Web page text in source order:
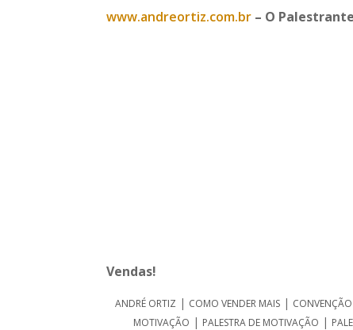
www.andreortiz.com.br – O
Vendas!
ANDRÉ ORTIZ | COMO VENDER MAIS|
MOTIVAÇÃO | PALESTRA DE MOTIVAÇÃO |